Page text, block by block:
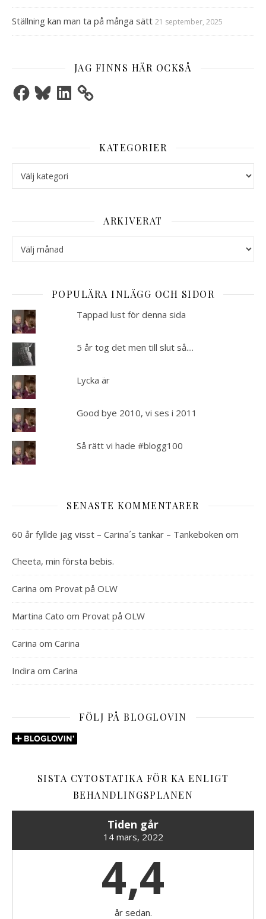
Ställning kan man ta på många sätt 21 september, 2025
JAG FINNS HÄR OCKSÅ
FacebookBlueskyLinkedIn
KATEGORIER
ARKIVERAT
POPULÄRA INLÄGG OCH SIDOR
Tappad lust för denna sida
5 år tog det men till slut så....
Lycka är
Good bye 2010, vi ses i 2011
Så rätt vi hade #blogg100
SENASTE KOMMENTARER
60 år fyllde jag visst – Carina´s tankar – Tankeboken om
Cheeta, min första bebis.
Carina om Provat på OLW
Martina Cato om Provat på OLW
Carina om Carina
Indira om Carina
FÖLJ PÅ BLOGLOVIN
SISTA CYTOSTATIKA FÖR KA ENLIGT
BEHANDLINGSPLANEN
Tiden går
14 mars, 2022
4,4
år sedan.